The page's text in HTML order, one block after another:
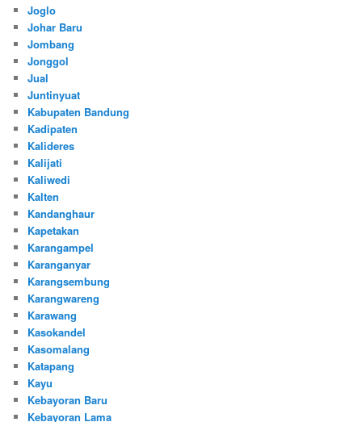
Joglo
Johar Baru
Jombang
Jonggol
Jual
Juntinyuat
Kabupaten Bandung
Kadipaten
Kalideres
Kalijati
Kaliwedi
Kalten
Kandanghaur
Kapetakan
Karangampel
Karanganyar
Karangsembung
Karangwareng
Karawang
Kasokandel
Kasomalang
Katapang
Kayu
Kebayoran Baru
Kebayoran Lama